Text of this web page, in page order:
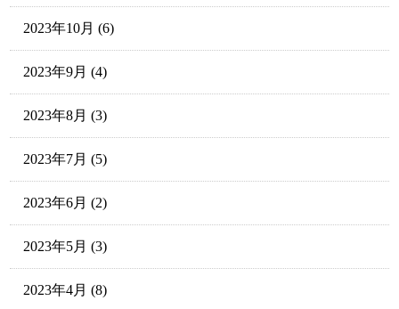
2023年10月 (6)
2023年9月 (4)
2023年8月 (3)
2023年7月 (5)
2023年6月 (2)
2023年5月 (3)
2023年4月 (8)